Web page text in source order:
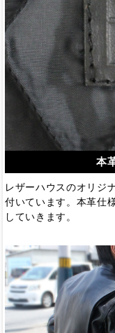
本
レザーハウスのオリジ
付いています。本革仕
していきます。